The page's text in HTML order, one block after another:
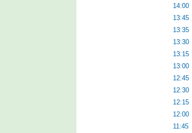
14:00
13:45
13:35
13:30
13:15
13:00
12:45
12:30
12:15
12:00
11:45